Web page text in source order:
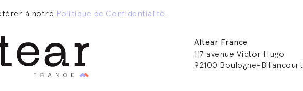
à notre Politique de Confidentialité.
Altear France
117 avenue Victor Hugo
92100 Boulogne-Billancourt